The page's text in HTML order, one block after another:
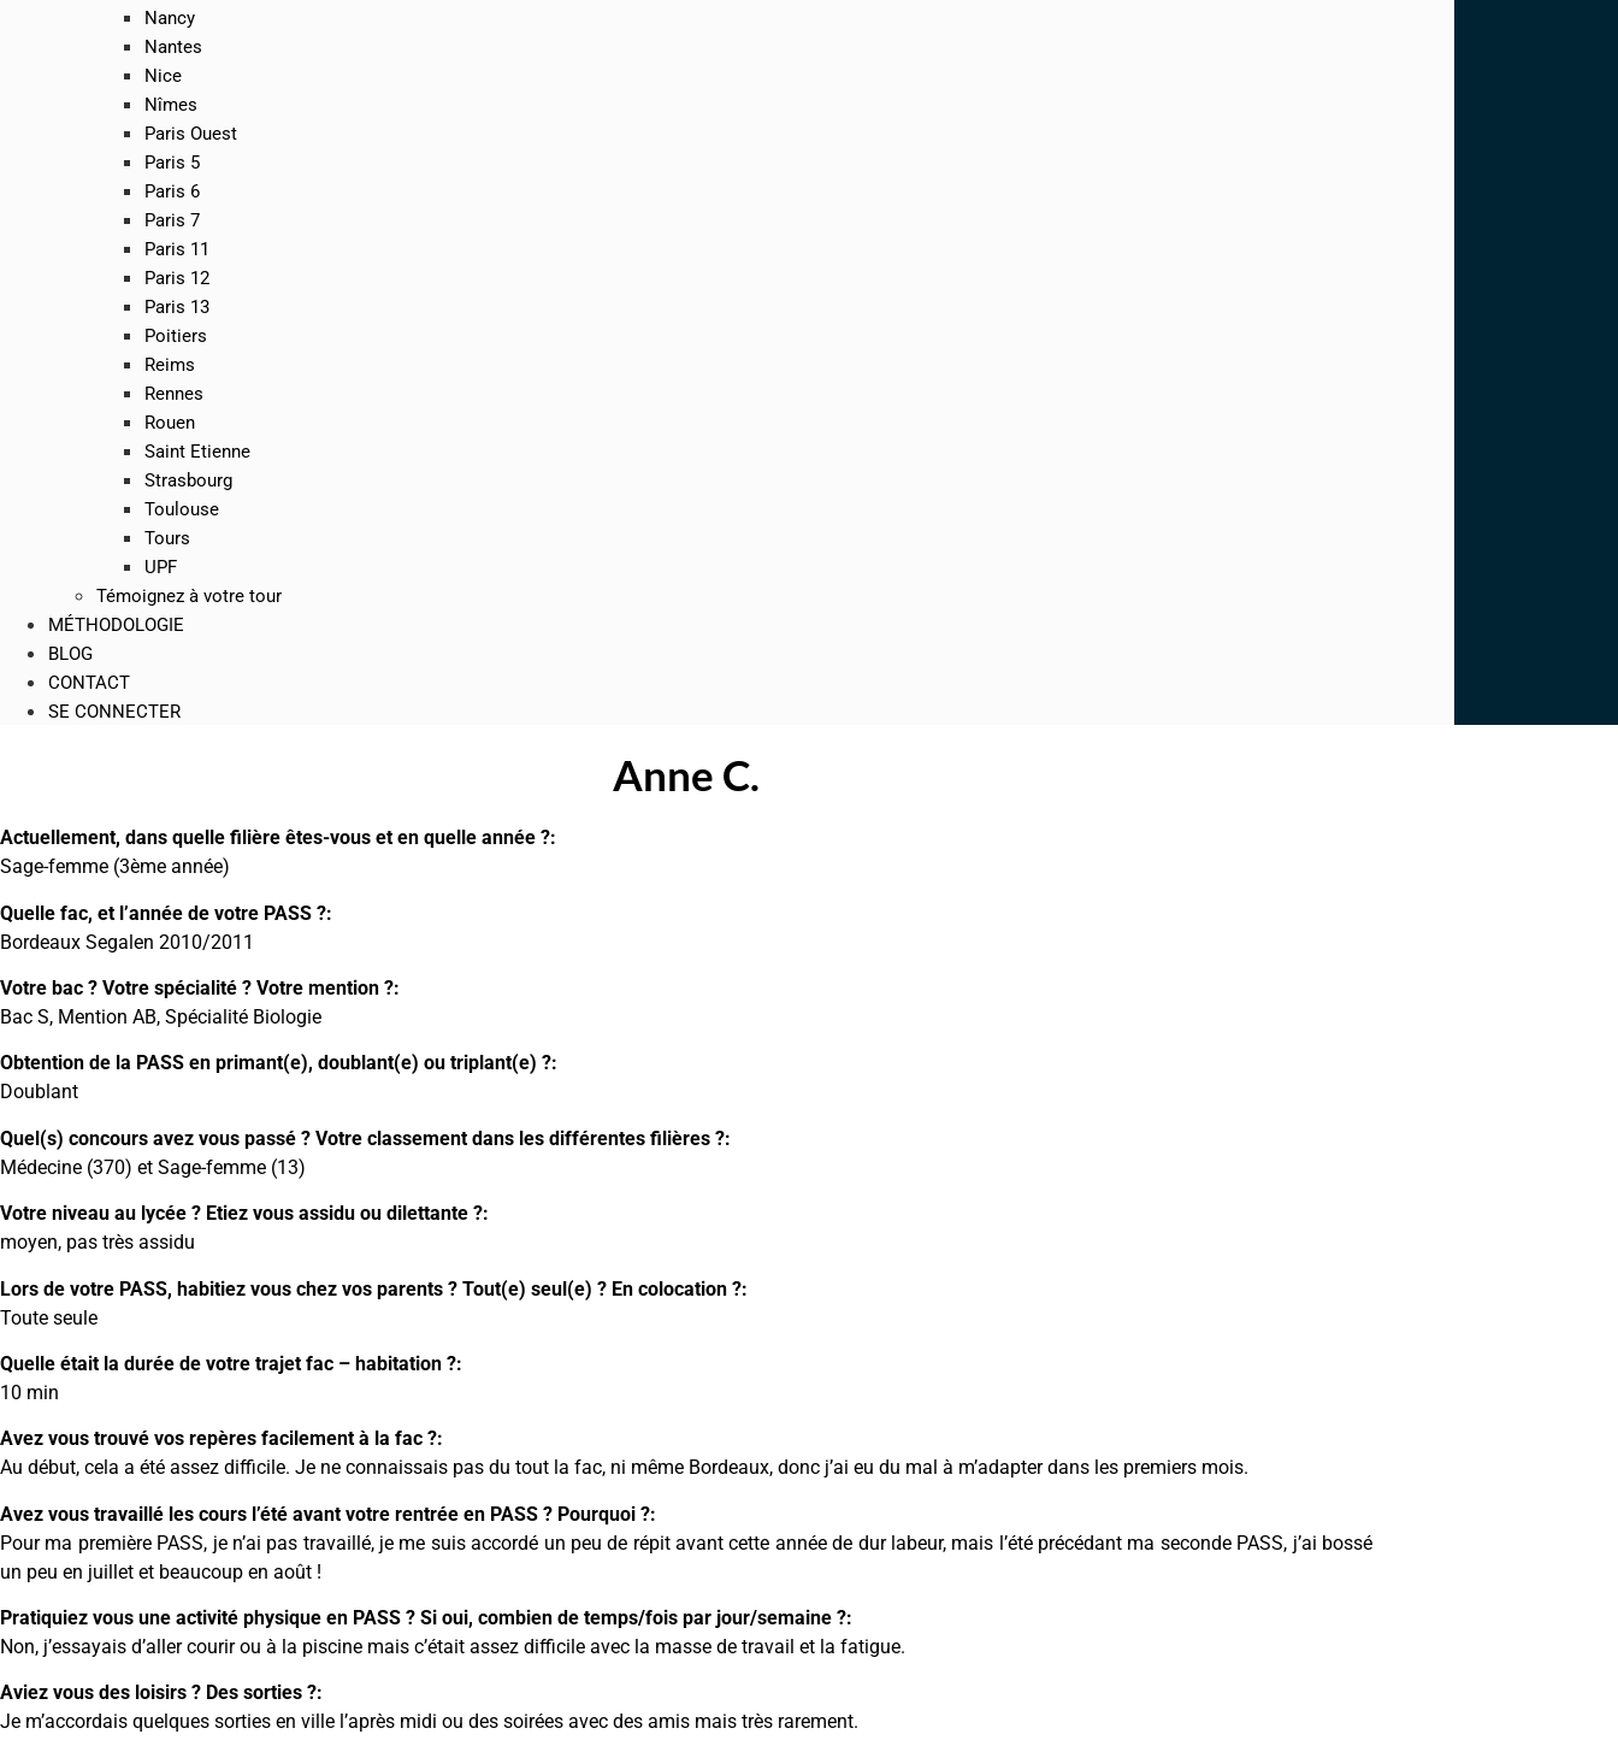
Nancy
Nantes
Nice
Nîmes
Paris Ouest
Paris 5
Paris 6
Paris 7
Paris 11
Paris 12
Paris 13
Poitiers
Reims
Rennes
Rouen
Saint Etienne
Strasbourg
Toulouse
Tours
UPF
Témoignez à votre tour
MÉTHODOLOGIE
BLOG
CONTACT
SE CONNECTER
Anne C.
Actuellement, dans quelle filière êtes-vous et en quelle année ?:
Sage-femme (3ème année)
Quelle fac, et l’année de votre PASS ?:
Bordeaux Segalen 2010/2011
Votre bac ? Votre spécialité ? Votre mention ?:
Bac S, Mention AB, Spécialité Biologie
Obtention de la PASS en primant(e), doublant(e) ou triplant(e) ?:
Doublant
Quel(s) concours avez vous passé ? Votre classement dans les différentes filières ?:
Médecine (370) et Sage-femme (13)
Votre niveau au lycée ? Etiez vous assidu ou dilettante ?:
moyen, pas très assidu
Lors de votre PASS, habitiez vous chez vos parents ? Tout(e) seul(e) ? En colocation ?:
Toute seule
Quelle était la durée de votre trajet fac – habitation ?:
10 min
Avez vous trouvé vos repères facilement à la fac ?:
Au début, cela a été assez difficile. Je ne connaissais pas du tout la fac, ni même Bordeaux, donc j’ai eu du mal à m’adapter dans les premiers mois.
Avez vous travaillé les cours l’été avant votre rentrée en PASS ? Pourquoi ?:
Pour ma première PASS, je n’ai pas travaillé, je me suis accordé un peu de répit avant cette année de dur labeur, mais l’été précédant ma seconde PASS, j’ai bossé
un peu en juillet et beaucoup en août !
Pratiquiez vous une activité physique en PASS ? Si oui, combien de temps/fois par jour/semaine ?:
Non, j’essayais d’aller courir ou à la piscine mais c’était assez difficile avec la masse de travail et la fatigue.
Aviez vous des loisirs ? Des sorties ?:
Je m’accordais quelques sorties en ville l’après midi ou des soirées avec des amis mais très rarement.